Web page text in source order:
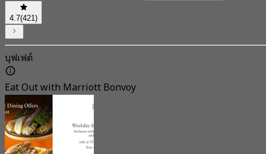
4.7(421)
บุฟเฟต์
Eat Out with Marriott Bonvoy